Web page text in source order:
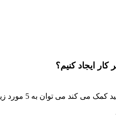
ایجاد کنیم؟
توان به 5 مورد زیر اشاره کرد: